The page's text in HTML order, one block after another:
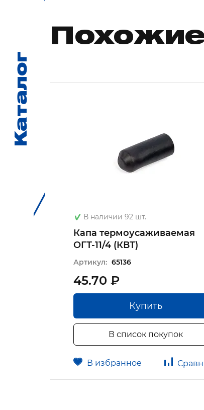
Каталог
Каталог
В наличии 92 шт.
Капа термоусаживаемая
ОГТ-11/4 (КВТ)
Артикул: 65136
45.70 ₽
Купить
В список покупок
В избранное